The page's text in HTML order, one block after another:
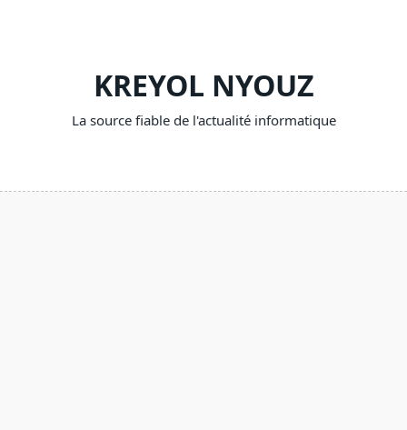
KREYOL NYOUZ
La source fiable de l'actualité informatique